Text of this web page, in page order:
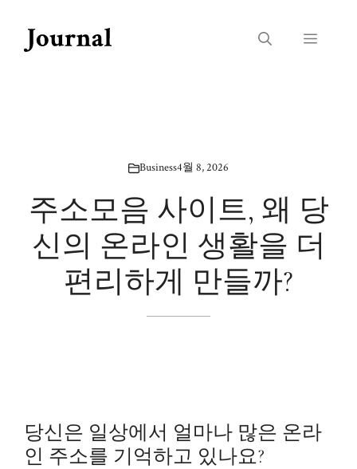
메
Business4월 8, 2026
주소모음 사이트, 왜 당
신의 온라인 생활을 더
편리하게 만들까?
당신은 일상에서 얼마나 많은 온라
인 주소를 기억하고 있나요?